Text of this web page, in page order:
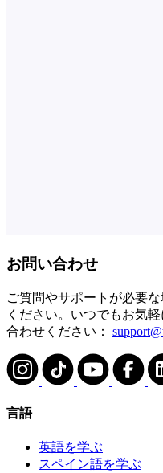
お問い合わせ
ご質問やサポートが必要
ください。いつでもお気
合わせください：
言語
英語を学ぶ
スペイン語を学ぶ